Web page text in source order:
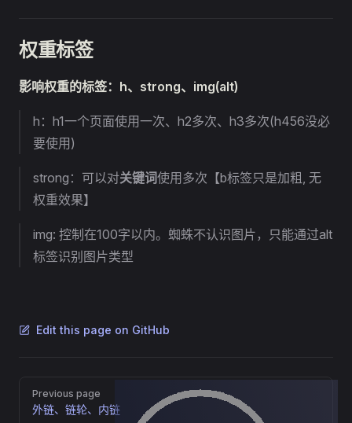
权重标签
影响权重的标签：h、strong、img(alt)
h：h1一个页面使用一次、h2多次、h3多次(h456没必
要使用)
strong：可以对关键词使用多次【b标签只是加粗, 无
权重效果】
img: 控制在100字以内。蜘蛛不认识图片，只能通过alt
标签识别图片类型
Edit this page on GitHub
Pager
Previous page
外链、链轮、内链